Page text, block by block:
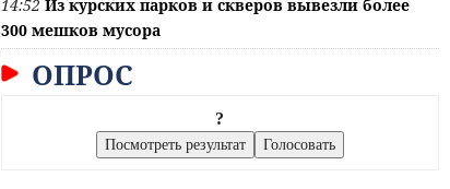
14:52 Из курских парков и скверов вывезли более
300 мешков мусора
ОПРОС
?